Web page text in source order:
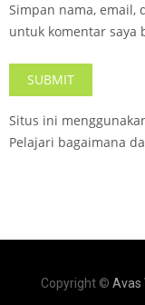
Simpan nama, email,
untuk komentar saya
Situs ini
Pelajari bagaimana
Copyright © Avas